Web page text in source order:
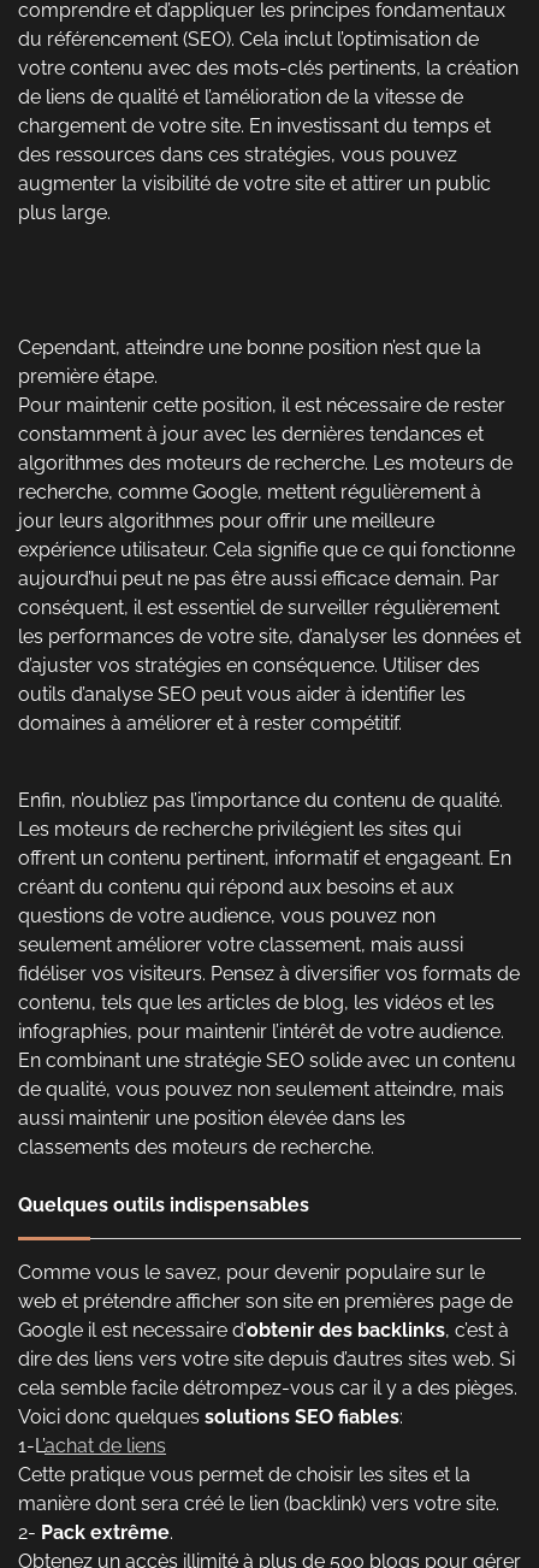
comprendre et d’appliquer les principes fondamentaux
du référencement (SEO). Cela inclut l’optimisation de
votre contenu avec des mots-clés pertinents, la création
de liens de qualité et l’amélioration de la vitesse de
chargement de votre site. En investissant du temps et
des ressources dans ces stratégies, vous pouvez
augmenter la visibilité de votre site et attirer un public
plus large.
Cependant, atteindre une bonne position n’est que la
première étape.
Pour maintenir cette position, il est nécessaire de rester
constamment à jour avec les dernières tendances et
algorithmes des moteurs de recherche. Les moteurs de
recherche, comme Google, mettent régulièrement à
jour leurs algorithmes pour offrir une meilleure
expérience utilisateur. Cela signifie que ce qui fonctionne
aujourd’hui peut ne pas être aussi efficace demain. Par
conséquent, il est essentiel de surveiller régulièrement
les performances de votre site, d’analyser les données et
d’ajuster vos stratégies en conséquence. Utiliser des
outils d’analyse SEO peut vous aider à identifier les
domaines à améliorer et à rester compétitif.
Enfin, n’oubliez pas l’importance du contenu de qualité.
Les moteurs de recherche privilégient les sites qui
offrent un contenu pertinent, informatif et engageant. En
créant du contenu qui répond aux besoins et aux
questions de votre audience, vous pouvez non
seulement améliorer votre classement, mais aussi
fidéliser vos visiteurs. Pensez à diversifier vos formats de
contenu, tels que les articles de blog, les vidéos et les
infographies, pour maintenir l’intérêt de votre audience.
En combinant une stratégie SEO solide avec un contenu
de qualité, vous pouvez non seulement atteindre, mais
aussi maintenir une position élevée dans les
classements des moteurs de recherche.
Quelques outils indispensables
Comme vous le savez, pour devenir populaire sur le
web et prétendre afficher son site en premières page de
Google il est necessaire d’obtenir des backlinks, c’est à
dire des liens vers votre site depuis d’autres sites web. Si
cela semble facile détrompez-vous car il y a des pièges.
Voici donc quelques solutions SEO fiables:
1-L’achat de liens
Cette pratique vous permet de choisir les sites et la
manière dont sera créé le lien (backlink) vers votre site.
2- Pack extrême.
Obtenez un accès illimité à plus de 500 blogs pour gérer